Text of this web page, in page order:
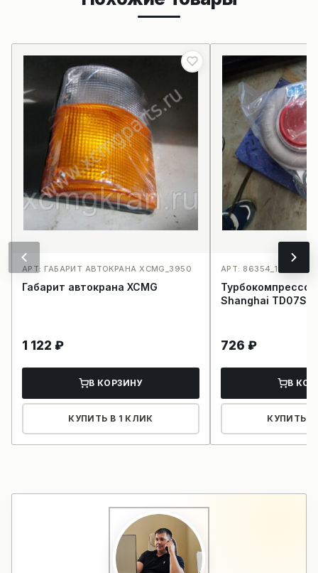
АРТ: ГАБАРИТ АВТОКРАНА XCMG_3950
Габарит автокрана XCMG
1 122 ₽
В КОРЗИНУ
КУПИТЬ В 1 КЛИК
АРТ: 86354_1974
Shanghai TD07S/
726 ₽
В
КУПИТЬ В